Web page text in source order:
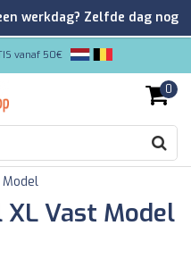
vanaf 50€
Veilig betalen
via Kiyoh!
0
Vast Model
werkdag? Zelfde dag nog